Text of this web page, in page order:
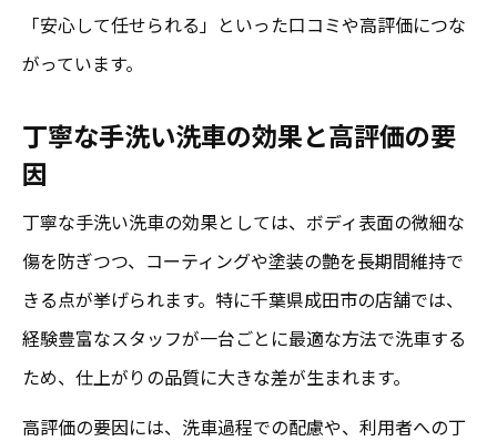
「安心して任せられる」といった口コミや高評価につな
がっています。
丁寧な手洗い洗車の効果と高評価の要
因
丁寧な手洗い洗車の効果としては、ボディ表面の微細な
傷を防ぎつつ、コーティングや塗装の艶を長期間維持で
きる点が挙げられます。特に千葉県成田市の店舗では、
経験豊富なスタッフが一台ごとに最適な方法で洗車する
ため、仕上がりの品質に大きな差が生まれます。
高評価の要因には、洗車過程での配慮や、利用者への丁